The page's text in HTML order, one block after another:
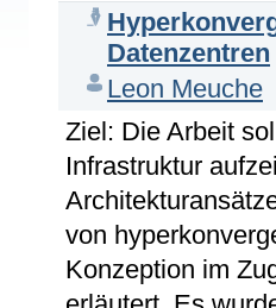
Datenzentren
Leon Meuche
Ziel: Die Arbeit
Infrastruktur
von
Konzeption im